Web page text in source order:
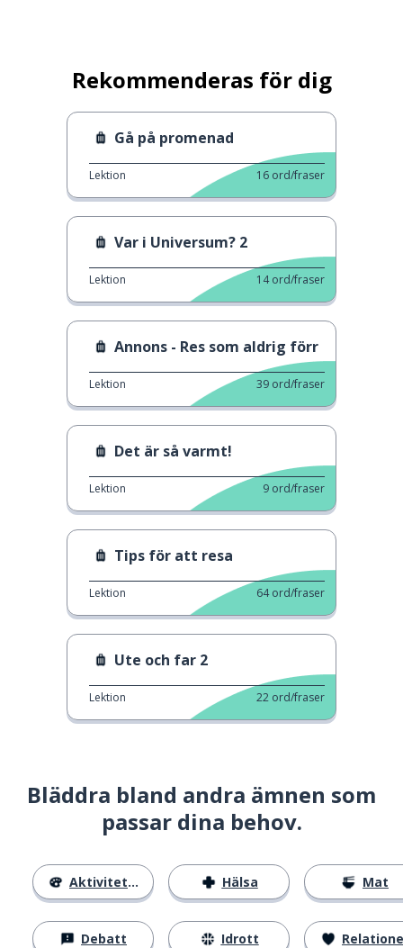
Rekommenderas för dig
Gå på promenad
Lektion 16 ord/fraser
Var i Universum? 2
Lektion 14 ord/fraser
Annons - Res som aldrig förr
Lektion 39 ord/fraser
Det är så varmt!
Lektion 9 ord/fraser
Tips för att resa
Lektion 64 ord/fraser
Ute och far 2
Lektion 22 ord/fraser
Bläddra bland andra ämnen som
passar dina behov.
Aktiviteter
Debatt
Hälsa
Idrott
Mat